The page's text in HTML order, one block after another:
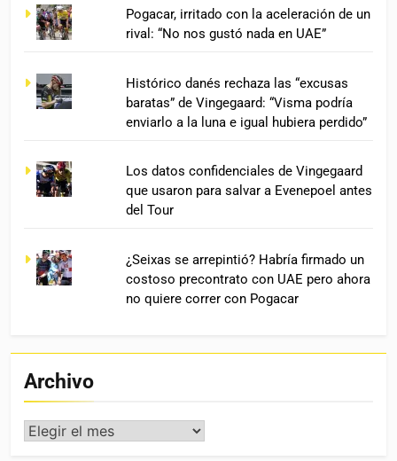
Pogacar, irritado con la aceleración de un
rival: “No nos gustó nada en UAE”
Histórico danés rechaza las “excusas
baratas” de Vingegaard: “Visma podría
enviarlo a la luna e igual hubiera perdido”
Los datos confidenciales de Vingegaard
que usaron para salvar a Evenepoel antes
del Tour
¿Seixas se arrepintió? Habría firmado un
costoso precontrato con UAE pero ahora
no quiere correr con Pogacar
Archivo
Archivo